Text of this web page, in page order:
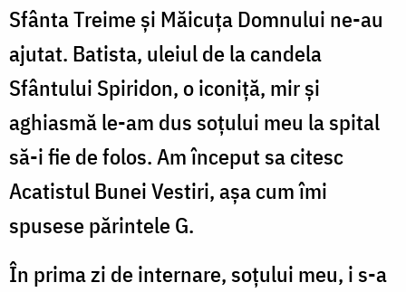
Sfânta Treime și Măicuța Domnului ne-au
ajutat. Batista, uleiul de la candela
Sfântului Spiridon, o iconiță, mir și
aghiasmăle-am dus soțului meu la spital
să-i fie de folos. Am început sa citesc
Acatistul Bunei Vestiri, așa cum îmi
spusese părintele G.
În prima zi de internare, soțului meu, i s-a